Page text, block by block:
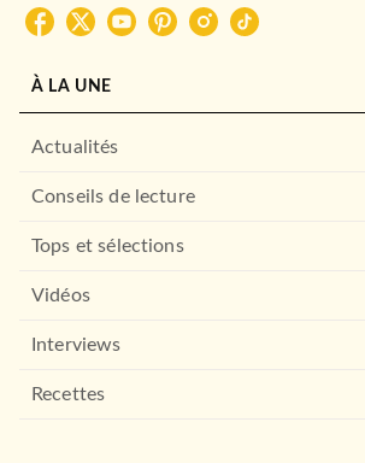
À LA UNE
Actualités
Conseils de lecture
Tops et sélections
Vidéos
Interviews
Recettes